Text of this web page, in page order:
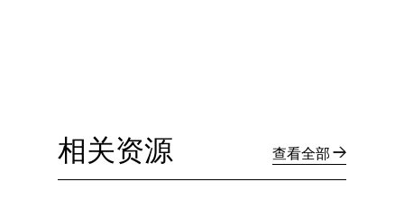
相关资源 查看全部